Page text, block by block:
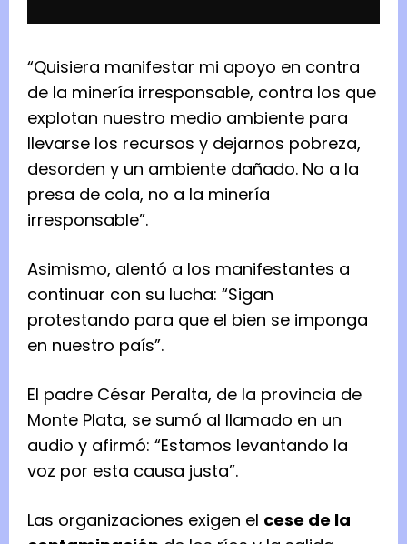
“Quisiera manifestar mi apoyo en contra
de la minería irresponsable, contra los que
explotan nuestro medio ambiente para
llevarse los recursos y dejarnos pobreza,
desorden y un ambiente dañado. No a la
presa de cola, no a la minería
irresponsable”.
Asimismo, alentó a los manifestantes a
continuar con su lucha: “Sigan
protestando para que el bien se imponga
en nuestro país”.
El padre César Peralta, de la provincia de
Monte Plata, se sumó al llamado en un
audio y afirmó: “Estamos levantando la
voz por esta causa justa”.
Las organizaciones exigen el cese de la